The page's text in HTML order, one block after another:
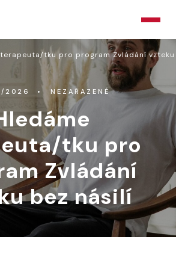
terapeuta/tku pro program Zvládání
2026 NEZAŘAZENÉ
tku pro
Zvládání
bez násilí